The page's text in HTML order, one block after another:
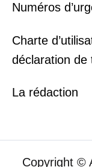
Numéros
Charte
déclaration de
La rédaction
Copyright ©